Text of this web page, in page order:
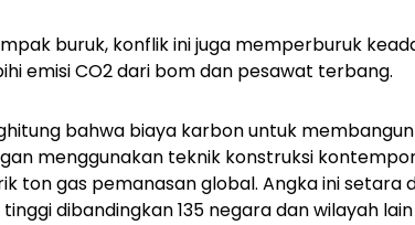
buruk, konflik ini juga memperburuk
emisi CO2 dari bom dan pesawat terbang.
bahwa biaya karbon untuk
menggunakan teknik konstruksi
ton gas pemanasan global. Angka ini setara
dibandingkan 135 negara dan wilayah